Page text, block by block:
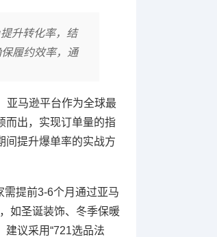
升转化率，结
履约效率，通
亚马逊平台作为全球最
而出，实现订单量的指
间提升爆单率的实战方
需提前3-6个月通过亚马
如圣诞装饰、冬季保暖
议采用“721选品法